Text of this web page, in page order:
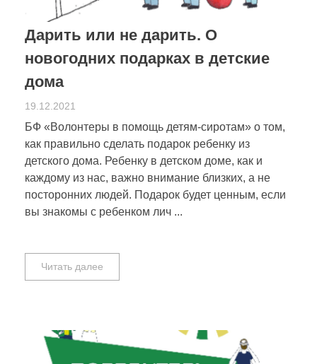
Дарить или не дарить. О
новогодних подарках в детские
дома
19.12.2021
БФ «Волонтеры в помощь детям-сиротам» о том,
как правильно сделать подарок ребенку из
детского дома. Ребенку в детском доме, как и
каждому из нас, важно внимание близких, а не
посторонних людей. Подарок будет ценным, если
вы знакомы с ребенком лич ...
Читать далее